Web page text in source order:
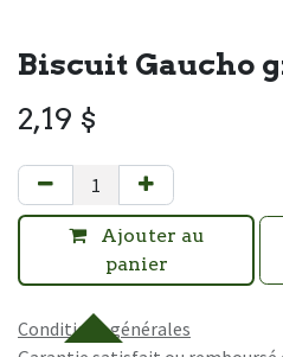
Biscuit Gaucho
2,19 $
Ajouter au
panier
Conditions générales